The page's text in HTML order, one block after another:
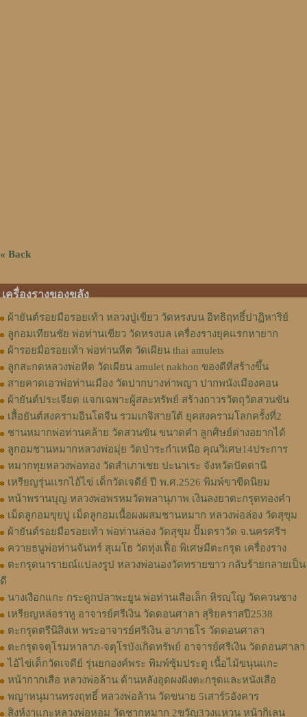
« Back
เครื่องรางของขลัง
ผ้ายันต์รอยมือรอยเท้า หลวงปู่เขียว วัดหรงบน อิทธิฤทธิ์ปาฏิหาริย์
ลูกอมเทียนชัย พ่อท่านเขียว วัดหรงบล เครื่องรางยุคแรกหายาก
ผ้ารอยมือรอยเท้า พ่อท่านหีต วัดเผียน thai amulets
ลูกสะกดหลวงพ่อหีต วัดเผียน amulet nakhon ของดีที่สร้างขึ้น
สายคาดเอวพ่อท่านเมือง วัดปากบางท่าพญา ปากพนังเมืองคอน
ผ้ายันต์ประเจียด แจกเฉพาะผู้สละทรัพย์ สร้างถาวรวัตถุวัดสวนขัน
เสื้อยันต์สงครามอินโดจีน รวมเกจิสายใต้ ยุคสงครามโลกครั้งที่2
ชานหมากพ่อท่านคล้าย วัดสวนขัน ขนาดคำ ลูกศิษย์ต่างอยากได้
ลูกอมชานหมากหลวงพ่อมุ่ย วัดป่าระกำเหนือ คุณวิเศษ14ประการ
หมากทุยหลวงพ่อทอง วัดสำเภาเชย ปะนาเระ จังหวัดปัตตานี
เหรียญรุ่นแรกไอ้ไข่ เด็กวัดเจดีย์ ปี พ.ศ.2526 พิมพ์ขาขีดนิยม
หน้าพรานบุญ หลวงพ่อพรหมวัดพลานุภาพ เงินลงยาตะกรุดทองคำ
เม็ดลูกอมขุยปู เม็ดลูกอมเนื้อผงผสมชานหมาก หลวงพ่อล่อง วัดสุขุม
ผ้ายันต์รอยมือรอยเท้า พ่อท่านล่อง วัดสุขุม ปั๊มตราวัด จ.นครศรีฯ
ควายธนูพ่อท่านจันทร์ สุเมโธ วัดทุ่งเฟื้อ พิเศษมีตะกรุด เครื่องราง
ตะกรุดนารายณ์แปลงรูป หลวงพ่อนองวัดทรายขาว กลับร้ายกลายเป็น
ดี
นางเงือกแกะ กระดูกปลาพะยูน พ่อท่านเสือเล็ก หิรญฺโญ วัดควนซาง
เหรียญหล่อราหู อาจารย์ศรีเงิน วัดดอนศาลา สุริยคราสปี2538
ตะกรุดตรีนิสิงเห พระอาจารย์ศรีเงิน อาภาธโร วัดดอนศาลา
ตะกรุดจตุโรมหาลาภ-จตุโรบังเกิดทรัพย์ อาจารย์ศรีเงิน วัดดอนศาลา
ไอ้ไข่เด็กวัดเจดีย์ รุ่นยกองค์พระ พิมพ์ซุ้มประตู เนื้อไม้ขนุนแกะ
หน้ากากเสือ หลวงพ่อล้าน ด้านหลังอุดผงฝังตะกรุดและหนังเสือ
พญาหนุมานทรงฤทธิ์ หลวงพ่อล้าน วัดขนาย 5เสาร์5อังคาร
สิงห์งาแกะหลวงพ่อหอม วัดชากหมาก 2ขวัญ3วงแหวน หน้ากิเลน